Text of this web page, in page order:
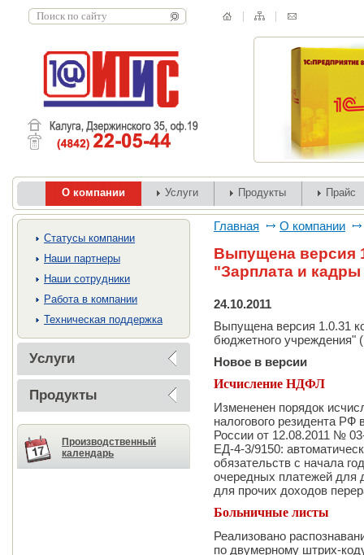
О компании Услуги Продукты Прайс
Cтатусы компании
Наши партнеры
Наши сотрудники
Работа в компании
Техническая поддержка
Услуги
Продукты
Производственный
календарь
Главная О компании
Выпущена версия
"Зарплата и
24.10.2011
Выпущена версия 1.0.31
бюджетного учреждения"
Новое в версии
Исчисление НДФЛ
Измененен порядок
налогового резидента
России от 12.08.2011 №
ЕД-4-3/9150:
обязательств с начала
очередных платежей для
для прочих доходов
Больничные листы
Реализовано
по двумерному штрих-